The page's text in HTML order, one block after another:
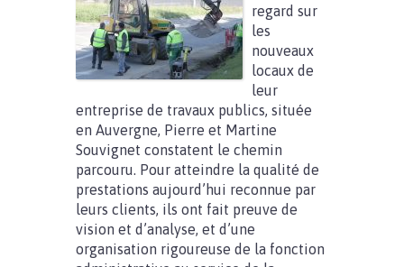
regard sur
les
nouveaux
locaux de
leur
entreprise de travaux publics, située
en Auvergne, Pierre et Martine
Souvignet constatent le chemin
parcouru. Pour atteindre la qualité de
prestations aujourd’hui reconnue par
leurs clients, ils ont fait preuve de
vision et d’analyse, et d’une
organisation rigoureuse de la fonction